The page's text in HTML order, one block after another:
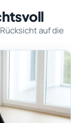
auf die